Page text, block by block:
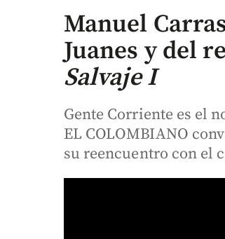
Manuel
Juanes y del
Salvaje I
Gente Corriente es el
EL COLOMBIANO
su reencuentro con el